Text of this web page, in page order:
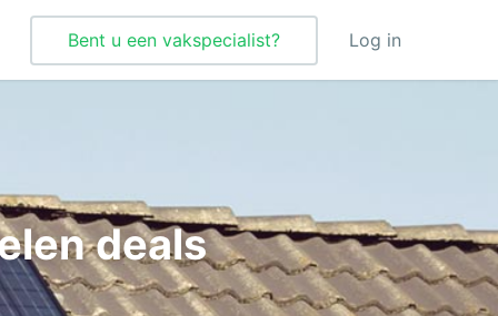
Bent u een vakspecialist? Log in
Vochtbestrijding
Warmtepomp
deals